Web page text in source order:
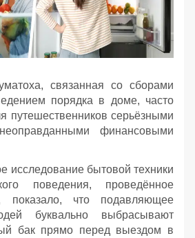
связанная со сборами
порядка в доме, часто
путешественников серьёзными
финансовыми
исследование бытовой техники
поведения, проведённое
показало, что подавляющее
буквально выбрасывают
бак прямо перед выездом в